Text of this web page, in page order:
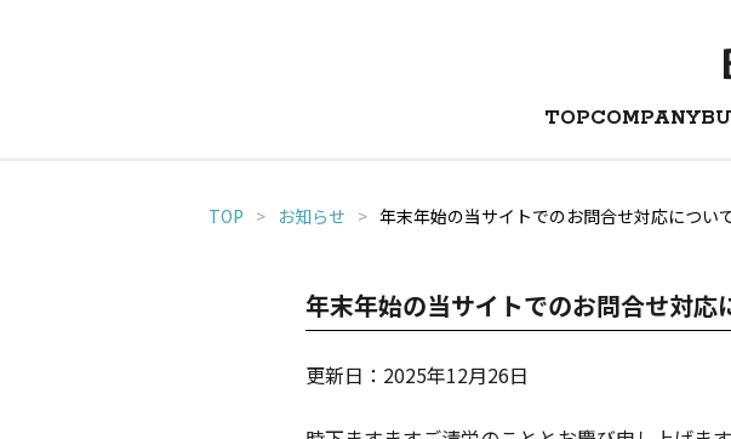
TOPCOMPANY
TOP お知らせ 年末年始の当サイトでのお問合せ対応につい
年末年始の当サイトでのお問合せ対応
更新日：2025年12月26日